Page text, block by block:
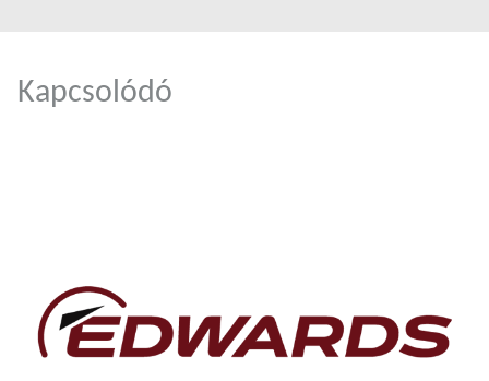
Kapcsolódó